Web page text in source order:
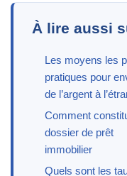
À lire aussi
Les moyens les
pratiques pour
de l’argent à
Comment
dossier de prêt
immobilier
Quels sont les